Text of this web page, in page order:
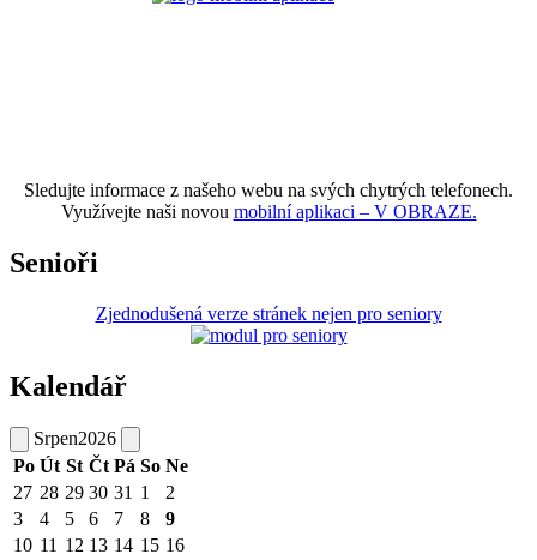
Sledujte informace z našeho webu na svých chytrých telefonech.
Využívejte naši novou mobilní aplikaci – V OBRAZE.
Senioři
Zjednodušená verze stránek nejen pro seniory
Kalendář
Srpen2026
Po Út St Čt Pá So Ne
27 28 29 30 31 1
2
3
4 5 6 7 8
9
10 11 12 13 14 15 16